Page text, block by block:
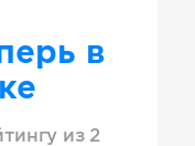
в
из 2